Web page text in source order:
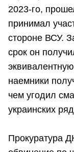
2023-го,
принимал
стороне ВСУ.
срок он
наемники
чем угодил
украинских
Прокуратура